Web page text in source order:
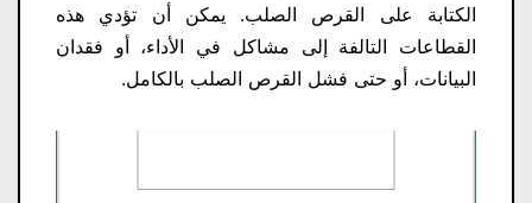
الكتابة على القرص الصلب. يمكن أن تؤدي هذه
القطاعات التالفة إلى مشاكل في الأداء، أو فقدان
البيانات، أو حتى فشل القرص الصلب بالكامل.